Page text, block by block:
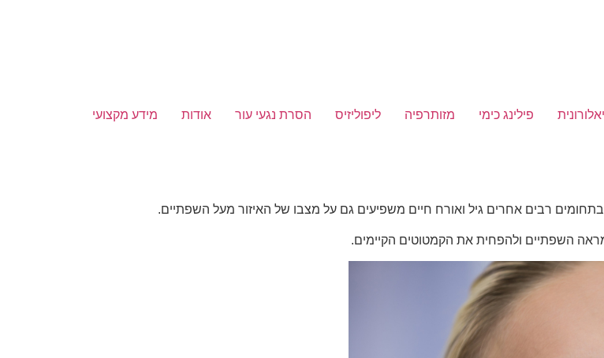
פילינג כימי מזותרפיה ליפוליזיס הסרת נגעי עור אודות מידע מקצועי
בתחומים רבים אחרים גיל ואורח חיים משפיעים גם על מצבו של האיזור מעל השפתיים.
השפתיים ולהפחית את הקמטוטים הקיימים.